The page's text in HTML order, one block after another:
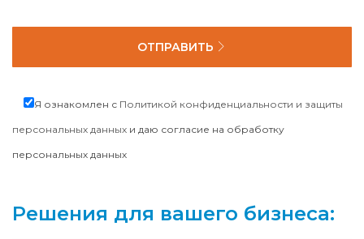
ОТПРАВИТЬ
Я ознакомлен с Политикой конфиденциальности и защиты
персональных данных и даю согласие на обработку
персональных данных
Решения для вашего бизнеса: